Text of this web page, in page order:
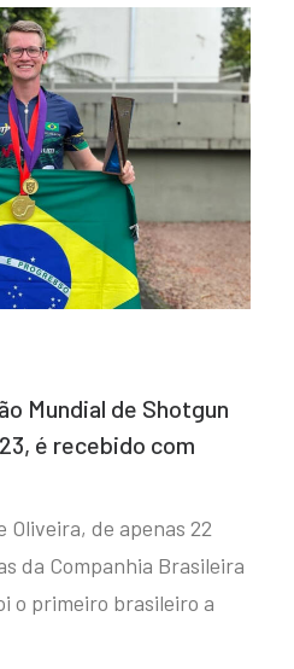
Mundial de Shotgun
é recebido com
Oliveira, de apenas 22
da Companhia Brasileira
o primeiro brasileiro a